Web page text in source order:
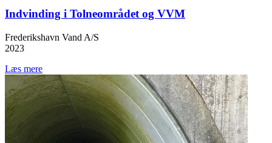
Indvinding i Tolneområdet og VVM
Frederikshavn Vand A/S
2023
Læs mere